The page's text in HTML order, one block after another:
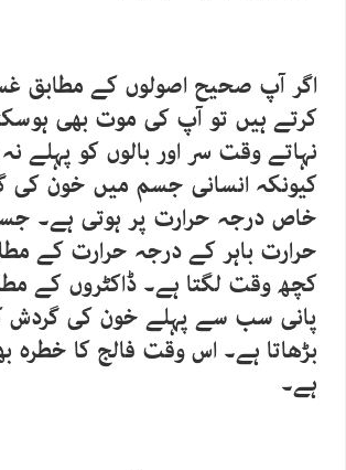
اگر آپ صحیح اصولوں کے مطابق
کرتے ہیں تو آپ کی موت بھی
نہاتے وقت سر اور بالوں کو پہلے
کیونکہ انسانی جسم میں خون کی
خاص درجہ حرارت پر ہوتی ہے۔
حرارت باہر کے درجہ حرارت کے
کچھ وقت لگتا ہے۔ ڈاکٹروں کے
پانی سب سے پہلے خون کی گردش
بڑھاتا ہے۔ اس وقت فالج کا خطرہ
ہے۔